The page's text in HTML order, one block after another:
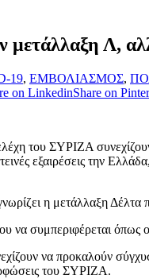
μετάλλαξη Λ,
19, ΕΜΒΟΛΙΑΣΜΟΣ,
on LinkedinShare on
του ΣΥΡΙΖΑ
εξαιρέσεις την
η μετάλλαξη
να συμπεριφέρεται
να προκαλούν
του ΣΥΡΙΖΑ.